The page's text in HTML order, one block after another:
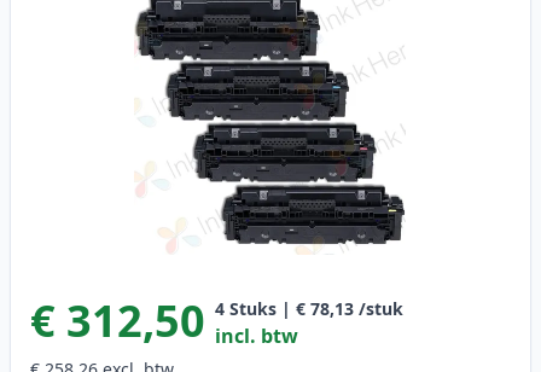
€ 312,50 4 Stuks | € 78,13 /stuk
incl. btw